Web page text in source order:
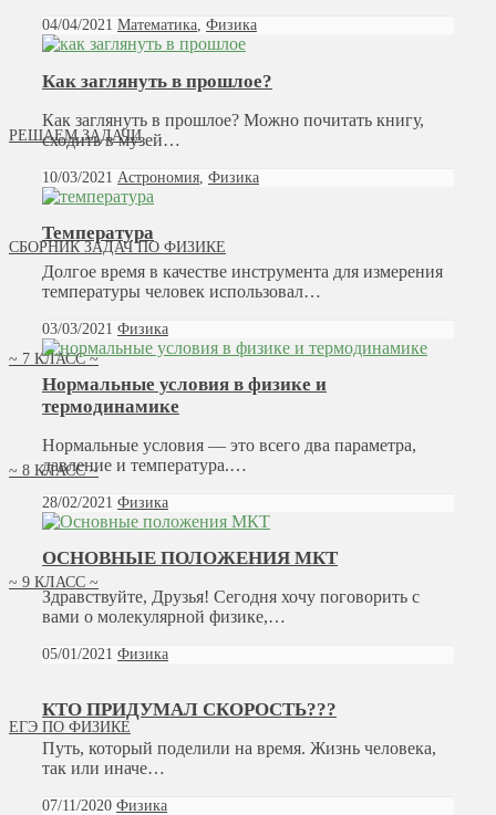
РЕШАЕМ ЗАДАЧИ
СБОРНИК ЗАДАЧ ПО ФИЗИКЕ
~ 7 КЛАСС ~
~ 8 КЛАСС ~
~ 9 КЛАСС ~
ЕГЭ ПО ФИЗИКЕ
04/04/2021 Математика, Физика
Как заглянуть в прошлое?
Как заглянуть в прошлое? Можно почитать книгу,
сходить в музей…
10/03/2021 Астрономия Физика
Температура
Долгое время в качестве инструмента для измерения
температуры человек использовал…
03/03/2021 Физика
Нормальные условия в физике и
термодинамике
Нормальные условия — это всего два параметра,
давление и температура.…
28/02/2021 Физика
ОСНОВНЫЕ ПОЛОЖЕНИЯ МКТ
Здравствуйте, Друзья! Сегодня хочу поговорить с
вами о молекулярной физике,…
05/01/2021 Физика
КТО ПРИДУМАЛ СКОРОСТЬ???
Путь, который поделили на время. Жизнь человека,
так или иначе…
07/11/2020 Физика